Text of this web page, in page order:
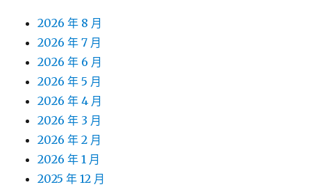
2026 年 8 月
2026 年 7 月
2026 年 6 月
2026 年 5 月
2026 年 4 月
2026 年 3 月
2026 年 2 月
2026 年 1 月
2025 年 12 月